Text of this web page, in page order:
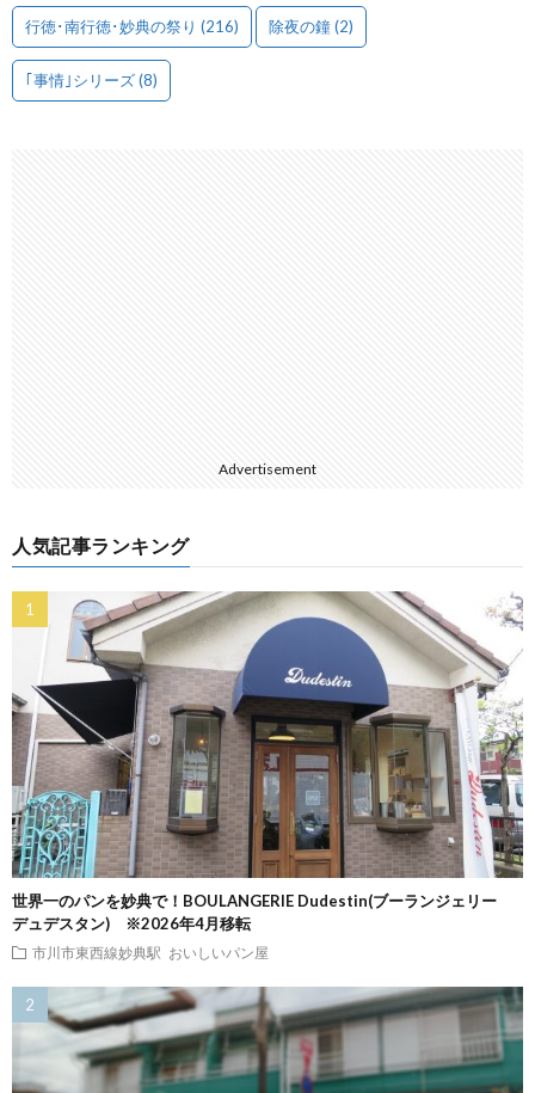
行徳･南行徳･妙典の祭り (216) 除夜の鐘(2)
｢事情｣シリーズ(8)
Advertisement
人気記事ランキング
世界一のパンを妙典で！BOULANGERIE Dudestin(ブーランジェリー
デュデスタン) ※2026年4月移転
市川市東西線妙典駅 おいしいパン屋